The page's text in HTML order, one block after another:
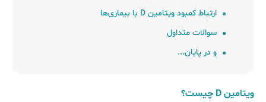
ارﺗﺒﺎط کمبود ویتامین D با بیماری‌ها
سوالات متداول
و در پایان...
ویتامین D چیست؟